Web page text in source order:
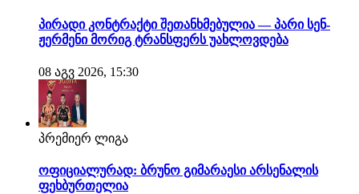
პირადი კონტრაქტი შეთანხმებულია — პარი სენ-
ჟერმენი მორიგ ტრანსფერს უახლოვდება
08 აგვ 2026, 15:30
პრემიერ ლიგა
ოფიციალურად: ბრუნო გიმარაესი არსენალის
ფეხბურთელია